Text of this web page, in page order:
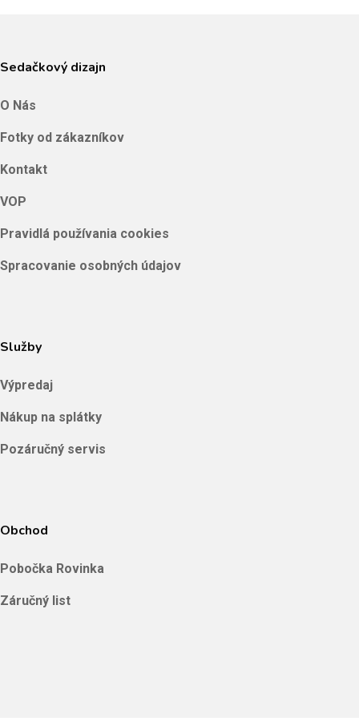
Sedačkový dizajn
O Nás
Fotky od zákazníkov
Kontakt
VOP
Pravidlá používania cookies
Spracovanie osobných údajov
Služby
Výpredaj
Nákup na splátky
Pozáručný servis
Obchod
Pobočka Rovinka
Záručný list